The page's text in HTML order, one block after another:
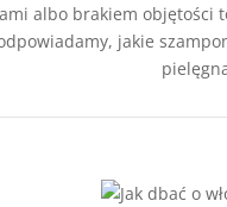
albo brakiem
jakie